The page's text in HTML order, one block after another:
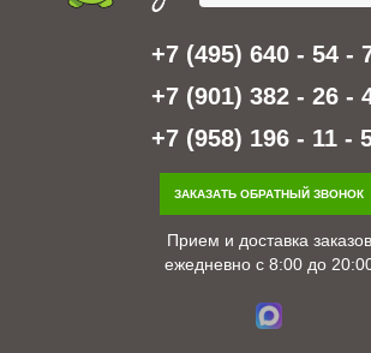
+7 (495) 640 - 54 -
+7 (901) 382 - 26 -
+7 (958) 196 - 11 -
ЗАКАЗАТЬ ОБРАТНЫЙ ЗВОНОК
Прием и доставка заказов
ежедневно с 8:00 до